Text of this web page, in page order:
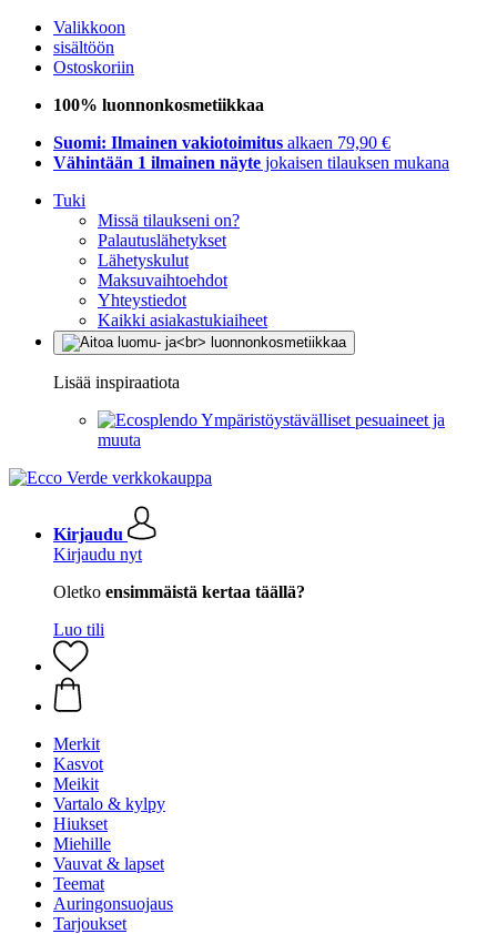
Valikkoon
sisältöön
Ostoskoriin
100% luonnonkosmetiikkaa
Suomi: Ilmainen vakiotoimitus alkaen 79,90 €
Vähintään 1 ilmainen näyte jokaisen tilauksen mukana
Tuki
Missä tilaukseni on?
Palautuslähetykset
Lähetyskulut
Maksuvaihtoehdot
Yhteystiedot
Kaikki asiakastukiaiheet
Lisää inspiraatiota
Ympäristöystävälliset pesuaineet ja
muuta
Kirjaudu
Kirjaudu nyt
Oletko ensimmäistä kertaa täällä?
Luo tili
Merkit
Kasvot
Meikit
Vartalo & kylpy
Hiukset
Miehille
Vauvat & lapset
Teemat
Auringonsuojaus
Tarjoukset